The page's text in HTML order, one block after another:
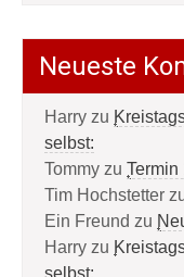
Neueste
Harry zu
selbst:
Tommy zu
Tim Hochstetter
Ein Freund zu
Harry zu
selbst: